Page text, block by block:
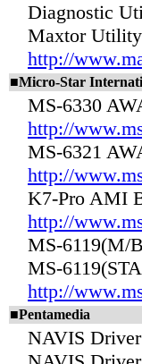
Diagnostic
Maxtor
http://
■Micro-Star
MS-6330
http://
MS-6321
http://
K7-Pro AMI
http://
MS-6119(M/
MS-
http://
■Pentamedia
NAVIS